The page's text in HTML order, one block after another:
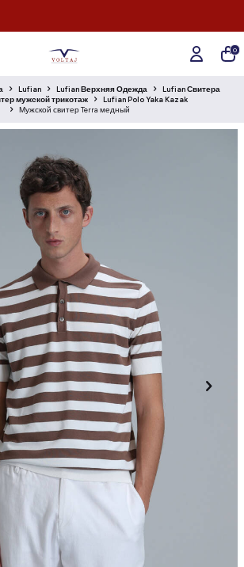
0
Lufian Lufian Верхняя Одежда
Lufian Свитера
мужской трикотаж
Lufian Polo Yaka Kazak
Мужской свитер Terra медный